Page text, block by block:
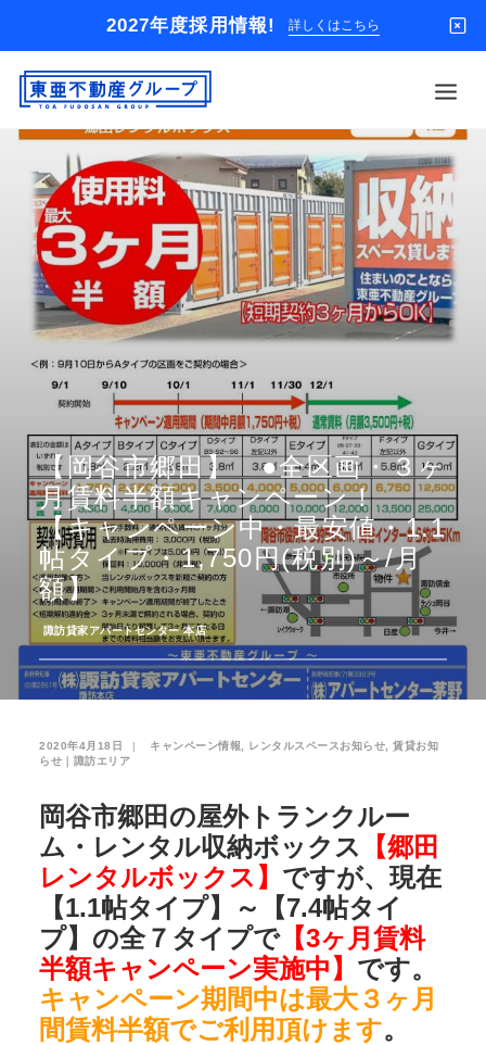
2027年度採用情報! 詳しくはこちら
借りる
買う
店舗
オーナー様
入居者様専用
解約のお申込み
企業情報
お問い合わせ
お気に入り 閲覧履歴
【岡谷市郷田】 ●全区画・３ヶ
月賃料半額キャンペーン！
【キャンペーン中・最安値・1.1
帖タイプ・1,750円(税別)～/月
額】
諏訪貸家アパートセンター 本店
2020年4月18日 | キャンペーン情報 レンタルスペースお知らせ
賃貸お知
らせ｜諏訪エリア
岡谷市郷田の屋外トランクルー
ム・レンタル収納ボックス
【郷田
レンタルボックス】 ですが、現在
【1.1帖タイプ】～【7.4帖タイ
プ】の全７タイプで【3ヶ月賃料
半額キャンペーン実施中】 です。
キャンペーン期間中は最大３ヶ月
間賃料半額でご利用頂けます。